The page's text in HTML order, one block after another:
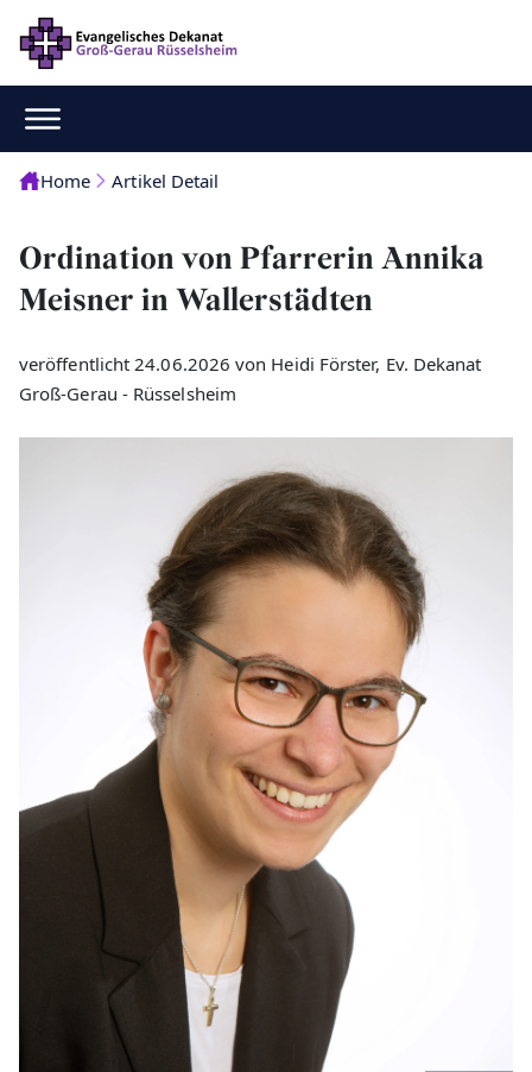
Home Artikel Detail
Ordination von Pfarrerin Annika
Meisner in Wallerstädten
veröffentlicht 24.06.2026 von Heidi Förster, Ev. Dekanat
Groß-Gerau - Rüsselsheim